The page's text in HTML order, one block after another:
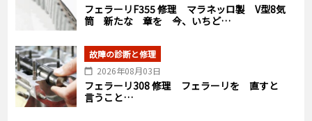
フェラーリF355 修理 マラネッロ製 V型8気
筒 新たな 章を 今、いちど…
故障の診断と修理
2026年08月03日
フェラーリ308 修理 フェラーリを 直すと
言うこと…